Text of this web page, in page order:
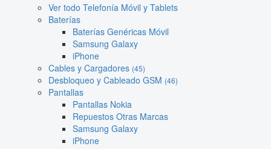
Ver todo Telefonía Móvil y Tablets
Baterías
Baterías Genéricas Móvil
Samsung Galaxy
iPhone
Cables y Cargadores (45)
Desbloqueo y Cableado GSM (46)
Pantallas
Pantallas Nokia
Repuestos Otras Marcas
Samsung Galaxy
iPhone